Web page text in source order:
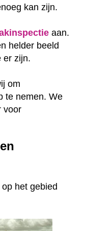
kan zijn.
aan.
helder beeld
er zijn.
om
te nemen. We
voor
het gebied